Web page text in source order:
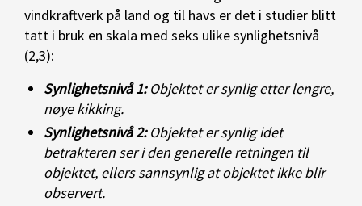
vindkraftverk på land og til havs er det i studier blitt
tatt i bruk en skala med seks ulike synlighetsnivå
(2,3):
Synlighetsnivå 1:Objektet er synlig etter lengre,
nøye kikking.
Synlighetsnivå 2:Objektet er synlig idet
betrakteren ser i den generelle retningen til
objektet, ellers sannsynlig at objektet ikke blir
observert.